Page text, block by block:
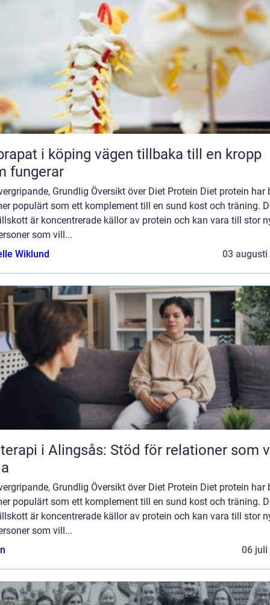
köping vägen tillbaka till en kropp
fungerar
Grundlig Översikt över Diet Protein Diet protein har
populärt som ett komplement till en sund kost och träning.
är koncentrerade källor av protein och kan vara till stor
som vill...
Wiklund
03 augusti
i Alingsås: Stöd för relationer som
Grundlig Översikt över Diet Protein Diet protein har
populärt som ett komplement till en sund kost och träning.
är koncentrerade källor av protein och kan vara till stor
som vill...
06 juli